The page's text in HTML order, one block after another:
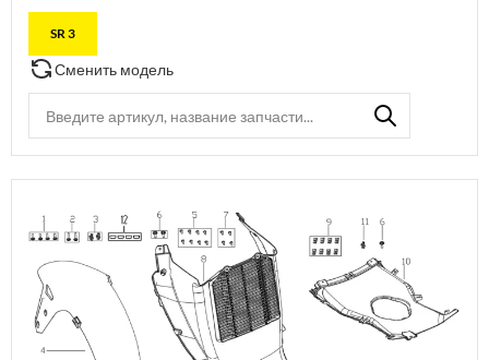
SR 3
Сменить модель